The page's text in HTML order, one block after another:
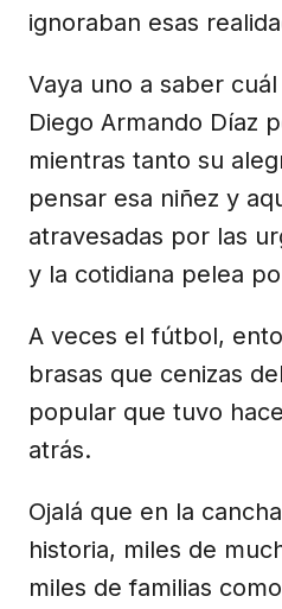
ignoraban esas
Vaya uno a saber
Diego Armando Díaz
mientras tanto su
pensar esa niñez y
atravesadas por las
y la cotidiana pelea
A veces el fútbol,
brasas que cenizas
popular que tuvo
atrás.
Ojalá que en la
historia, miles de
miles de familias